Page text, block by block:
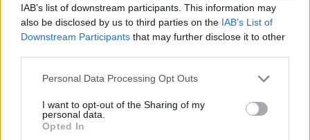
IAB’s list of downstream participants. This information may
also be disclosed by us to third parties on the IAB’s List of
Downstream Participants that may further disclose it to other
Please note that this website/app uses one or more Google
not limited to your visit or usage behaviour. You may click to
grant or deny consent to Google and its third-party tags to
use your data for below specified purposes in below Google
Personal Data Processing Opt Outs
I want to opt-out of the Sharing of my
personal data.
Opted In
οποίος ήθελε να εξουδετερώσει τους
ανταγωνιστές του και να επεκτείνει τις
δραστηριότητές του στην "προστασία"
Παράλληλα, ο "Μπόντι Μπίλντερ
παλαιότερα συνεργαζόταν με τον Μοσχούρη,
φαίνεται πως επωφελήθηκε από την